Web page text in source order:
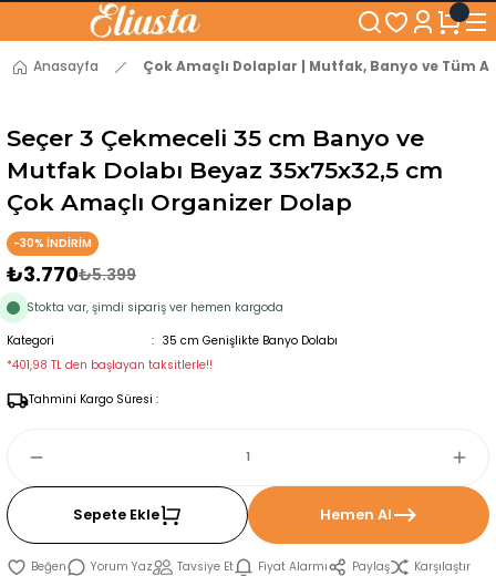
250₺ ve Üzeri Alışverişlerinizde KARGO BEDAVA!
5'er cm Aralıklarla 35 cm'den 100 cm'e kadar Genişliğe Sahip Dolaplar
Kaliteli hizmet, güvenli alışveriş ve satış sonrası destek
Anasayfa Çok Amaçlı Dolaplar | Mutfak, Banyo ve Tüm
Seçer 3 Çekmeceli 35 cm Banyo ve
Mutfak Dolabı Beyaz 35x75x32,5 cm
Çok Amaçlı Organizer Dolap
-30% İNDİRİM
₺3.770₺5.399
Stokta var, şimdi sipariş ver hemen kargoda
Kategori
35 cm Genişlikte Banyo Dolabı
*401,98 TL den başlayan taksitlerle!!
Tahmini Kargo Süresi :
Sepete Ekle Hemen Al
Yorum Yaz Tavsiye Et Fiyat Alarmı Paylaş Karşılaştır